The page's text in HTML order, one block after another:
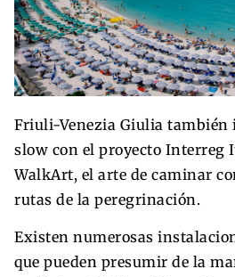
Friuli-Venezia Giulia
slow con el proyecto Interreg
WalkArt, el arte de caminar
rutas de la peregrinación.
Existen numerosas
que pueden presumir de la